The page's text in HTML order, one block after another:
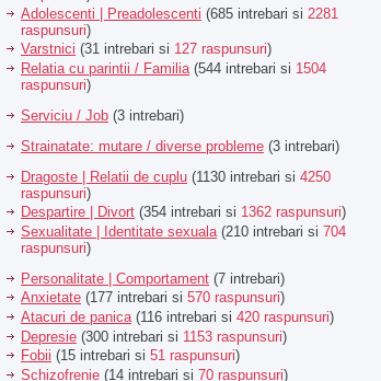
Adolescenti | Preadolescenti (685 intrebari si 2281
raspunsuri)
Varstnici (31 intrebari si 127 raspunsuri)
Relatia cu parintii / Familia (544 intrebari si 1504
raspunsuri)
Serviciu / Job (3 intrebari)
Strainatate: mutare / diverse probleme (3 intrebari)
Dragoste | Relatii de cuplu (1130 intrebari si 4250
raspunsuri)
Despartire | Divort (354 intrebari si 1362 raspunsuri)
Sexualitate | Identitate sexuala (210 intrebari si 704
raspunsuri)
Personalitate | Comportament (7 intrebari)
Anxietate (177 intrebari si 570 raspunsuri)
Atacuri de panica(116 intrebari si 420 raspunsuri)
Depresie (300 intrebari si 1153 raspunsuri)
Fobii (15 intrebari si 51 raspunsuri)
Schizofrenie (14 intrebari si 70 raspunsuri)